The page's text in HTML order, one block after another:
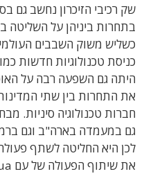
שק רכיבי הזיכרון נחשב גם
בתחרות ביניהן על השליטה
כשליש משוק השבבים
היתה גם השפעה רבה על
את התחרות בין שתי
גם במעמדה בארה"ב וגם
לכן היא החליטה לשתף
את שיתוף הפעולה של עם Fujian Jinhua הסינית.